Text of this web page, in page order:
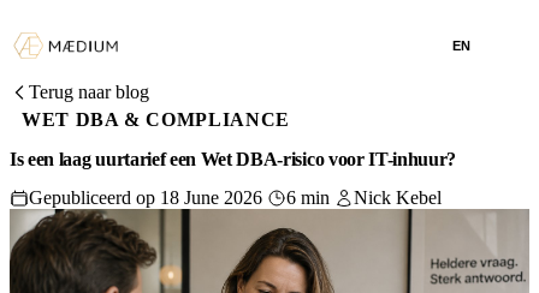
EN
Terug naar blog
WET DBA & COMPLIANCE
Is een laag uurtarief een Wet DBA-risico voor IT-inhuur?
Gepubliceerd op 18 June 2026
6 min Nick Kebel